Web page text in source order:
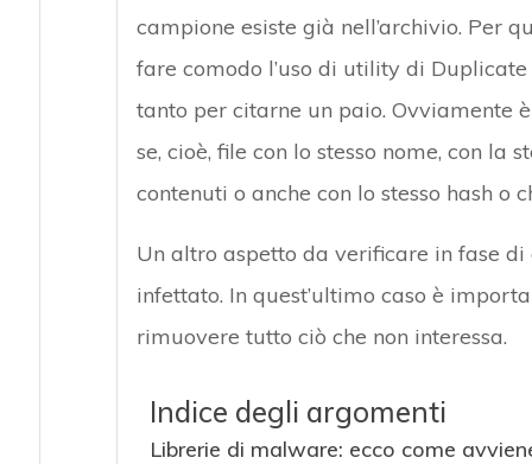
campione esiste già nell’archivio. Per
fare comodo l’uso di utility di
tanto per citarne un paio. Ovviamente
se, cioè, file con lo stesso nome, con la
contenuti o anche con lo stesso hash o
Un altro aspetto da verificare in fase
infettato. In quest’ultimo caso è
rimuovere tutto ciò che non interessa.
Indice degli argomenti
Librerie di malware: ecco come